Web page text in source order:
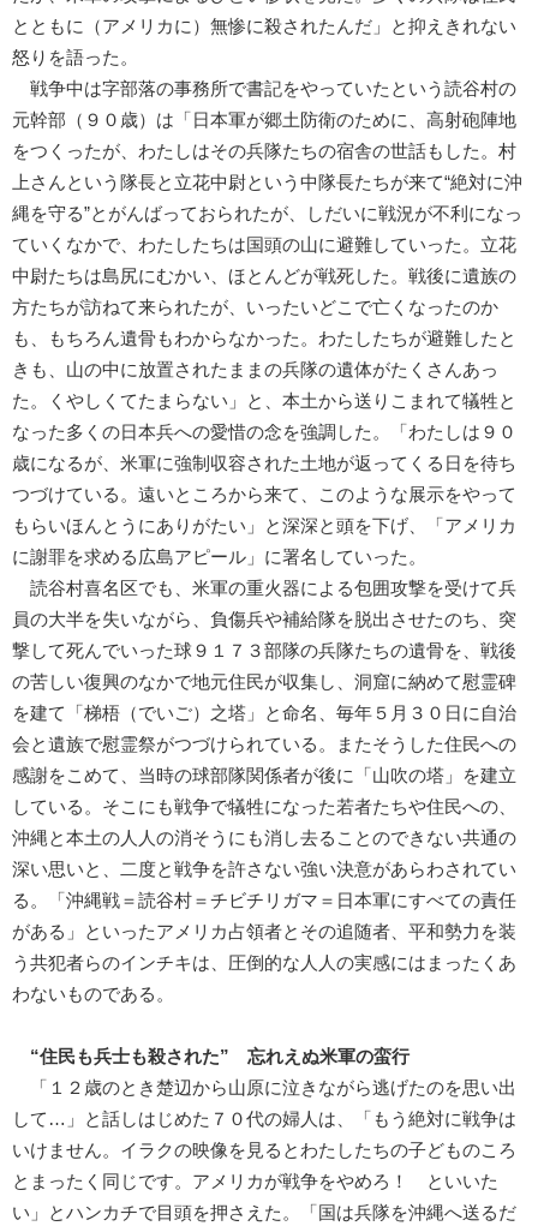
とともに（アメリカに）無惨に殺されたんだ」と抑えきれない
怒りを語った。
戦争中は字部落の事務所で書記をやっていたという読谷村の
元幹部（９０歳）は「日本軍が郷土防衛のために、高射砲陣地
をつくったが、わたしはその兵隊たちの宿舎の世話もした。村
上さんという隊長と立花中尉という中隊長たちが来て“絶対に沖
縄を守る”とがんばっておられたが、しだいに戦況が不利になっ
ていくなかで、わたしたちは国頭の山に避難していった。立花
中尉たちは島尻にむかい、ほとんどが戦死した。戦後に遺族の
方たちが訪ねて来られたが、いったいどこで亡くなったのか
も、もちろん遺骨もわからなかった。わたしたちが避難したと
きも、山の中に放置されたままの兵隊の遺体がたくさんあっ
た。くやしくてたまらない」と、本土から送りこまれて犠牲と
なった多くの日本兵への愛惜の念を強調した。「わたしは９０
歳になるが、米軍に強制収容された土地が返ってくる日を待ち
つづけている。遠いところから来て、このような展示をやって
もらいほんとうにありがたい」と深深と頭を下げ、「アメリカ
に謝罪を求める広島アピール」に署名していった。
読谷村喜名区でも、米軍の重火器による包囲攻撃を受けて兵
員の大半を失いながら、負傷兵や補給隊を脱出させたのち、突
撃して死んでいった球９１７３部隊の兵隊たちの遺骨を、戦後
の苦しい復興のなかで地元住民が収集し、洞窟に納めて慰霊碑
を建て「梯梧（でいご）之塔」と命名、毎年５月３０日に自治
会と遺族で慰霊祭がつづけられている。またそうした住民への
感謝をこめて、当時の球部隊関係者が後に「山吹の塔」を建立
している。そこにも戦争で犠牲になった若者たちや住民への、
沖縄と本土の人人の消そうにも消し去ることのできない共通の
深い思いと、二度と戦争を許さない強い決意があらわされてい
る。「沖縄戦＝読谷村＝チビチリガマ＝日本軍にすべての責任
がある」といったアメリカ占領者とその追随者、平和勢力を装
う共犯者らのインチキは、圧倒的な人人の実感にはまったくあ
わないものである。
“住民も兵士も殺された” 忘れえぬ米軍の蛮行
「１２歳のとき楚辺から山原に泣きながら逃げたのを思い出
して…」と話しはじめた７０代の婦人は、「もう絶対に戦争は
いけません。イラクの映像を見るとわたしたちの子どものころ
とまったく同じです。アメリカが戦争をやめろ！ といいた
い」とハンカチで目頭を押さえた。「国は兵隊を沖縄へ送るだ